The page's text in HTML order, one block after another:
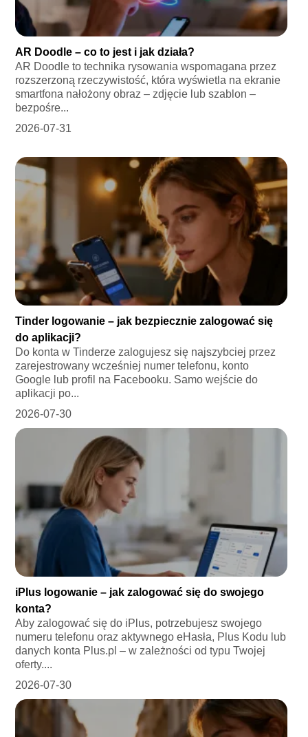
AR Doodle – co to jest i jak działa?
AR Doodle to technika rysowania wspomagana przez
rozszerzoną rzeczywistość, która wyświetla na ekranie
smartfona nałożony obraz – zdjęcie lub szablon –
bezpośre...
2026-07-31
Tinder logowanie – jak bezpiecznie zalogować się
do aplikacji?
Do konta w Tinderze zalogujesz się najszybciej przez
zarejestrowany wcześniej numer telefonu, konto
Google lub profil na Facebooku. Samo wejście do
aplikacji po...
2026-07-30
iPlus logowanie – jak zalogować się do swojego
konta?
Aby zalogować się do iPlus, potrzebujesz swojego
numeru telefonu oraz aktywnego eHasła, Plus Kodu lub
danych konta Plus.pl – w zależności od typu Twojej
oferty....
2026-07-30